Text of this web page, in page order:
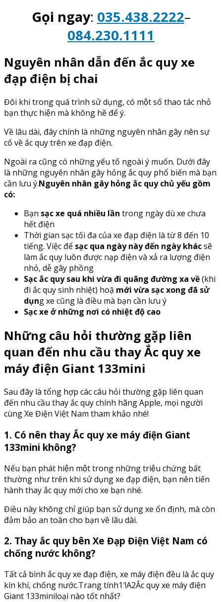
Gọi ngay: 035.438.2222–
084.230.1111
Nguyên nhân dẫn đến ắc quy xe
đạp điện bị chai
Đôi khi trong quá trình sử dụng, có một số thao tác nhỏ
bạn thực hiện mà không hề để ý.
Về lâu dài, đây chính là những nguyên nhân gây nên sự
cố về ắc quy trên xe đạp điện.
Ngoài ra cũng có những yếu tố ngoài ý muốn. Dưới đây
là những nguyên nhân gây hỏng ắc quy phổ biến mà bạn
cần lưu ý.Nguyên nhân gây hỏng ắc quy chủ yếu gồm
có:
Bạn sạc xe quá nhiều lần trong ngày dù xe chưa
hết điện
Thời gian sạc tối đa của xe đạp điện là từ 8 đến 10
tiếng. Việc để sạc qua ngày này đến ngày khácsẽ
làm ắc quy luôn được nạp điện và xả ra lượng điện
nhỏ, dễ gây phồng
Sạc ắc quy sau khi vừa đi quãng đường xa về(khi
đi ắc quy sinh nhiệt) hoặ mới vừa sạc xong đã sử
dụng xe cũng là điều mà bạn cần lưu ý
Sạc xe ở những nơi có nhiệt độ cao
Những câu hỏi thường gặp liên
quan đến nhu cầu thay Ắc quy xe
máy điện Giant 133mini
Sau đây là tổng hợp các câu hỏi thường gặp liên quan
đến nhu cầu thay ắc quy chính hãng Apple, mọi người
cùng Xe Điện Việt Nam tham khảo nhé!
1. Có nên thay Ắc quy xe máy điện Giant
133mini không?
Nếu bạn phát hiện một trong những triệu chứng bất
thường như trên khi sử dụng xe đạp điện, bạn nên tiến
hành thay ắc quy mới cho xe bạn nhé.
Điều này không chỉ giúp bạn sử dụng xe ổn định, mà còn
đảm bảo an toàn cho bạn về lâu dài.
2. Thay ắc quy bên Xe Đạp Điện Việt Nam có
chống nước không?
Tất cả bình ắc quy xe đạp điện, xe máy điện đều là ắc quy
kín khí, chống nước.Trang tính1′!A2Ắc quy xe máy điện
Giant 133miniloại nào tốt nhất?